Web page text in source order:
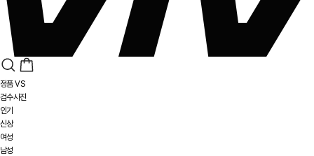
정품 VS
검수사진
인기
신상
여성
남성